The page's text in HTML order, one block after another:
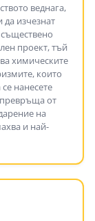
веднага,
да изчезнат
проект, тъй
химическите
които
нанесете
превръща от
на
и най-